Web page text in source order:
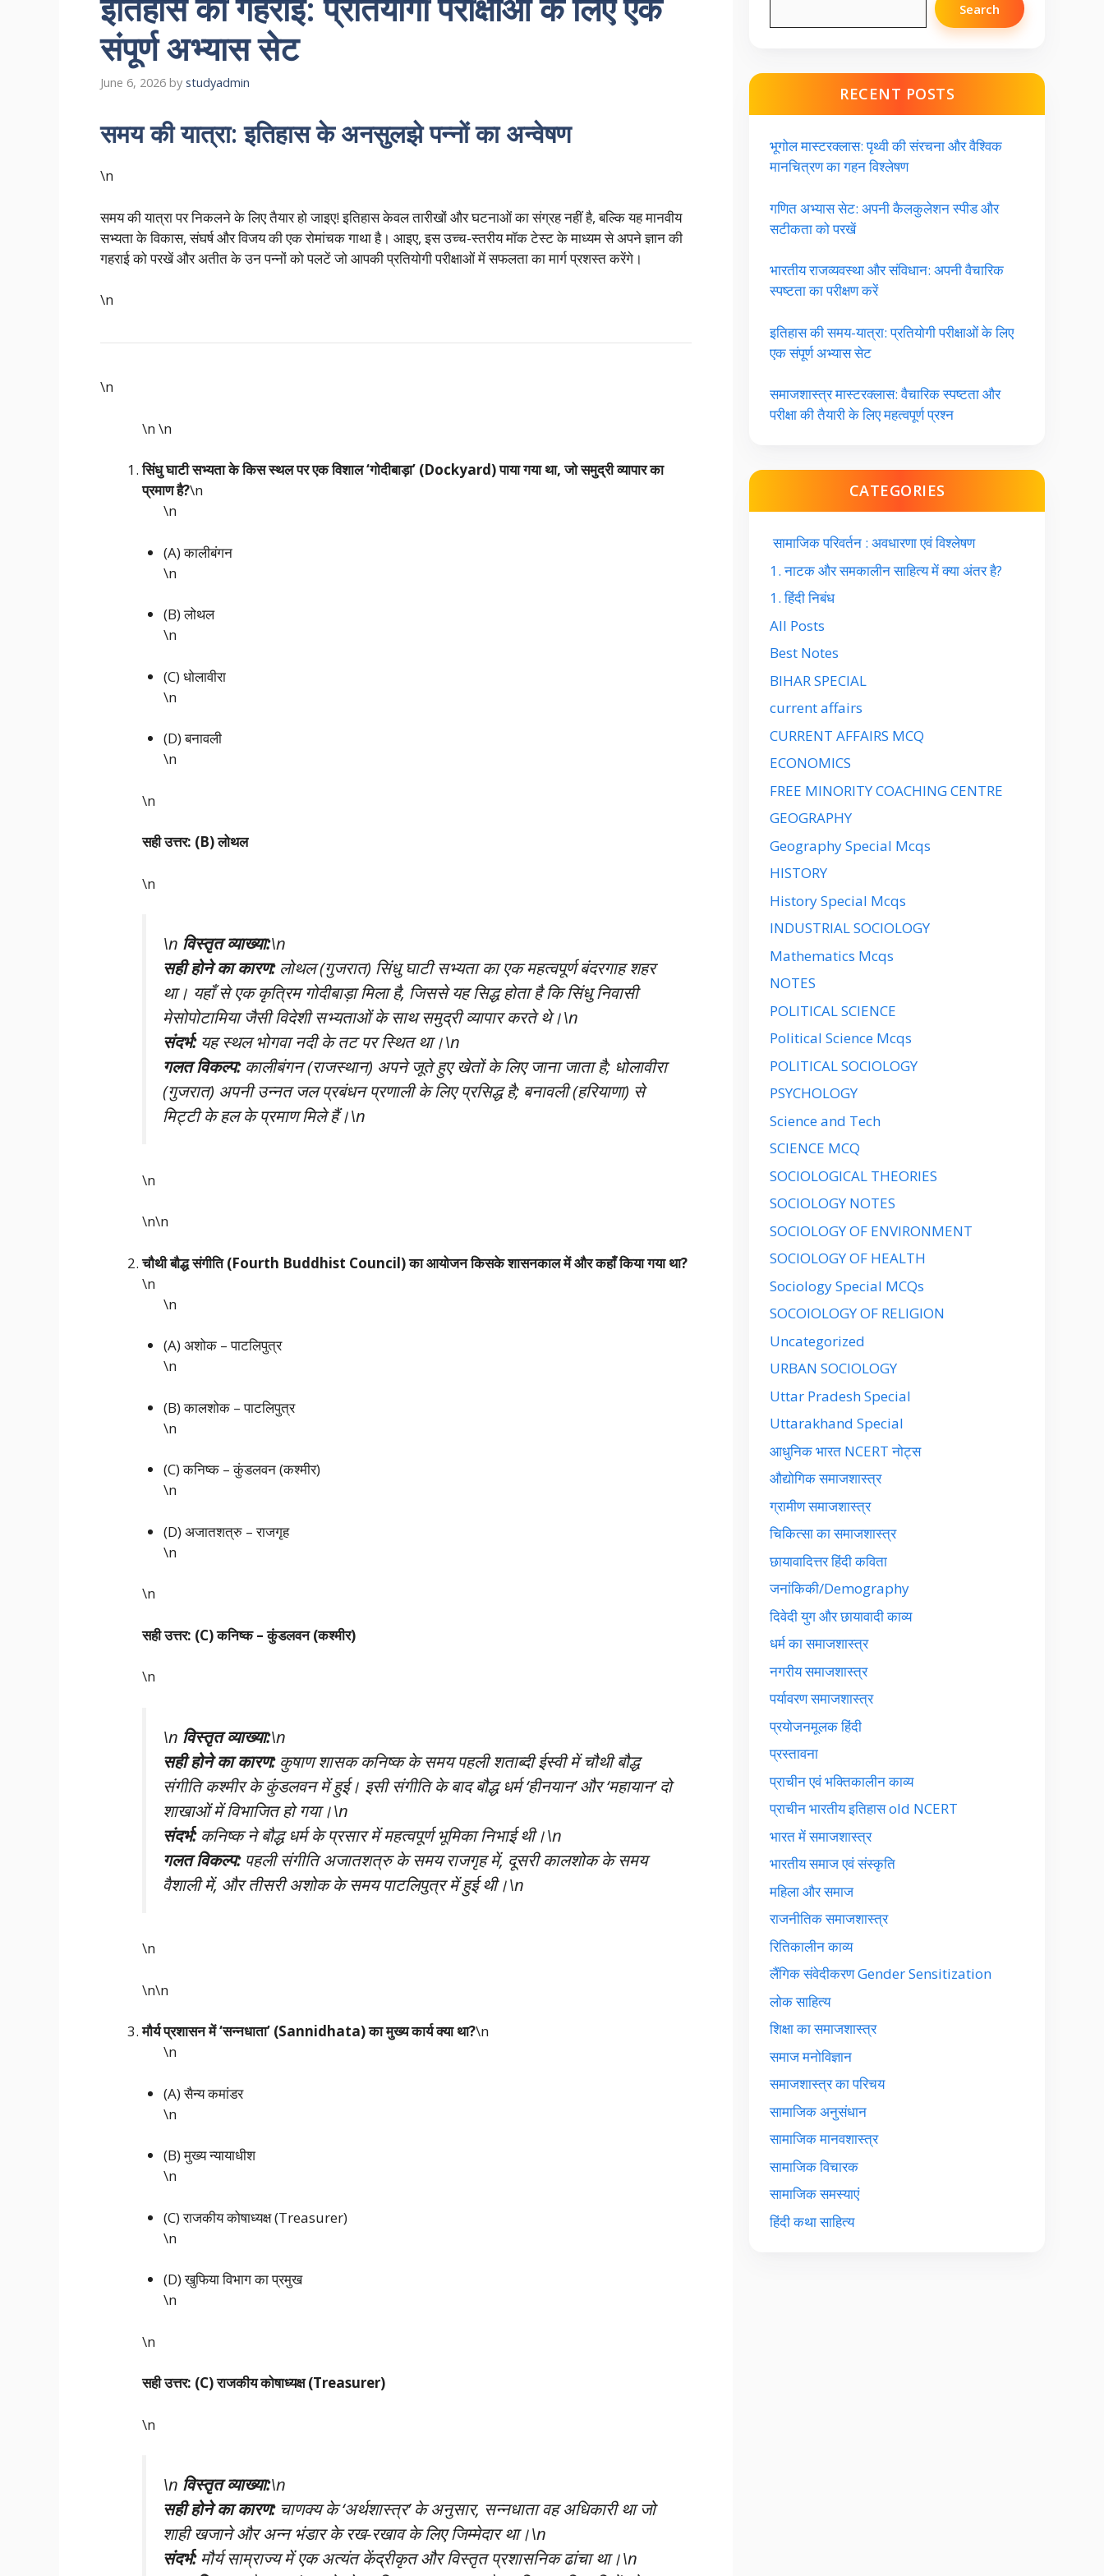
संपूर्ण अभ्यास सेट
June 6, 2026 by studyadmin
समय की यात्रा: इतिहास के अनसुलझे पन्नों का अन्वेषण
\n
समय की यात्रा पर निकलने के लिए तैयार हो जाइए! इतिहास केवल तारीखों और घटनाओं का संग्रह नहीं है, बल्कि यह मानवीय
सभ्यता के विकास, संघर्ष और विजय की एक रोमांचक गाथा है। आइए, इस उच्च-स्तरीय मॉक टेस्ट के माध्यम से अपने ज्ञान की
गहराई को परखें और अतीत के उन पन्नों को पलटें जो आपकी प्रतियोगी परीक्षाओं में सफलता का मार्ग प्रशस्त करेंगे।
\n
\n
\n\n
सिंधु घाटी सभ्यता के किस स्थल पर एक विशाल ‘गोदीबाड़ा’ (Dockyard) पाया गया था, जो समुद्री व्यापार का
प्रमाण है?\n
\n
(A) कालीबंगन
\n
(B) लोथल
\n
(C) धोलावीरा
\n
(D) बनावली
\n
\n
सही उत्तर: (B) लोथल
\n
\n विस्तृत व्याख्या:\n
सही होने का कारण:लोथल (गुजरात) सिंधु घाटी सभ्यता का एक महत्वपूर्ण बंदरगाह शहर
था। यहाँ से एक कृत्रिम गोदीबाड़ा मिला है, जिससे यह सिद्ध होता है कि सिंधु निवासी
मेसोपोटामिया जैसी विदेशी सभ्यताओं के साथ समुद्री व्यापार करते थे।\n
संदर्भ:यह स्थल भोगवा नदी के तट पर स्थित था।\n
गलत विकल्प:कालीबंगन (राजस्थान) अपने जूते हुए खेतों के लिए जाना जाता है; धोलावीरा
(गुजरात) अपनी उन्नत जल प्रबंधन प्रणाली के लिए प्रसिद्ध है; बनावली (हरियाणा) से
मिट्टी के हल के प्रमाण मिले हैं।\n
\n
\n\n
चौथी बौद्ध संगीति (Fourth Buddhist Council) का आयोजन किसके शासनकाल में और कहाँ किया गया था?
\n
\n
(A) अशोक – पाटलिपुत्र
\n
(B) कालशोक – पाटलिपुत्र
\n
(C) कनिष्क – कुंडलवन (कश्मीर)
\n
(D) अजातशत्रु – राजगृह
\n
\n
सही उत्तर: (C) कनिष्क – कुंडलवन (कश्मीर)
\n
\n विस्तृत व्याख्या:\n
सही होने का कारण:कुषाण शासक कनिष्क के समय पहली शताब्दी ईस्वी में चौथी बौद्ध
संगीति कश्मीर के कुंडलवन में हुई। इसी संगीति के बाद बौद्ध धर्म ‘हीनयान’ और ‘महायान’ दो
शाखाओं में विभाजित हो गया।\n
संदर्भ:कनिष्क ने बौद्ध धर्म के प्रसार में महत्वपूर्ण भूमिका निभाई थी।\n
गलत विकल्प:पहली संगीति अजातशत्रु के समय राजगृह में, दूसरी कालशोक के समय
वैशाली में, और तीसरी अशोक के समय पाटलिपुत्र में हुई थी।\n
\n
\n\n
मौर्य प्रशासन में ‘सन्नधाता’ (Sannidhata) का मुख्य कार्य क्या था?\n
\n
(A) सैन्य कमांडर
\n
(B) मुख्य न्यायाधीश
\n
(C) राजकीय कोषाध्यक्ष (Treasurer)
\n
(D) खुफिया विभाग का प्रमुख
\n
\n
सही उत्तर: (C) राजकीय कोषाध्यक्ष (Treasurer)
\n
\n विस्तृत व्याख्या:\n
सही होने का कारण:चाणक्य के ‘अर्थशास्त्र’ के अनुसार, सन्नधाता वह अधिकारी था जो
शाही खजाने और अन्न भंडार के रख-रखाव के लिए जिम्मेदार था।\n
संदर्भ:मौर्य साम्राज्य में एक अत्यंत केंद्रीकृत और विस्तृत प्रशासनिक ढांचा था।\n
Search
RECENT POSTS
भूगोल मास्टरक्लास: पृथ्वी की संरचना और वैश्विक
मानचित्रण का गहन विश्लेषण
गणित अभ्यास सेट: अपनी कैलकुलेशन स्पीड और
सटीकता को परखें
भारतीय राजव्यवस्था और संविधान: अपनी वैचारिक
स्पष्टता का परीक्षण करें
इतिहास की समय-यात्रा: प्रतियोगी परीक्षाओं के लिए
एक संपूर्ण अभ्यास सेट
समाजशास्त्र मास्टरक्लास: वैचारिक स्पष्टता और
परीक्षा की तैयारी के लिए महत्वपूर्ण प्रश्न
CATEGORIES
सामाजिक परिवर्तन : अवधारणा एवं विश्लेषण
1. नाटक और समकालीन साहित्य में क्या अंतर है?
1. हिंदी निबंध
All Posts
Best Notes
BIHAR SPECIAL
current affairs
CURRENT AFFAIRS MCQ
ECONOMICS
FREE MINORITY COACHING CENTRE
GEOGRAPHY
Geography Special Mcqs
HISTORY
History Special Mcqs
INDUSTRIAL SOCIOLOGY
Mathematics Mcqs
NOTES
POLITICAL SCIENCE
Political Science Mcqs
POLITICAL SOCIOLOGY
PSYCHOLOGY
Science and Tech
SCIENCE MCQ
SOCIOLOGICAL THEORIES
SOCIOLOGY NOTES
SOCIOLOGY OF ENVIRONMENT
SOCIOLOGY OF HEALTH
Sociology Special MCQs
SOCOIOLOGY OF RELIGION
Uncategorized
URBAN SOCIOLOGY
Uttar Pradesh Special
Uttarakhand Special
आधुनिक भारत NCERT नोट्स
औद्योगिक समाजशास्त्र
ग्रामीण समाजशास्त्र
चिकित्सा का समाजशास्त्र
छायावादित्तर हिंदी कविता
जनांकिकी/Demography
दिवेदी युग और छायावादी काव्य
धर्म का समाजशास्त्र
नगरीय समाजशास्त्र
पर्यावरण समाजशास्त्र
प्रयोजनमूलक हिंदी
प्रस्तावना
प्राचीन एवं भक्तिकालीन काव्य
प्राचीन भारतीय इतिहास old NCERT
भारत में समाजशास्त्र
भारतीय समाज एवं संस्कृति
महिला और समाज
राजनीतिक समाजशास्त्र
रितिकालीन काव्य
लैंगिक संवेदीकरण Gender Sensitization
लोक साहित्य
शिक्षा का समाजशास्त्र
समाज मनोविज्ञान
समाजशास्त्र का परिचय
सामाजिक अनुसंधान
सामाजिक मानवशास्त्र
सामाजिक विचारक
सामाजिक समस्याएं
हिंदी कथा साहित्य